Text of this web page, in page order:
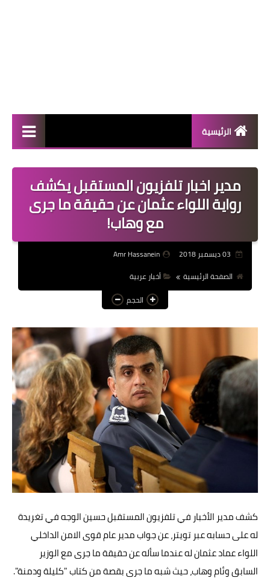
الرئيسية
منوعات
فعاليات
عالم المرأة
فن وثقافة
أخبار مصر
أخبار عربية
أخبار النجوم
أخبار العالم
مدير اخبار تلفزيون المستقبل يكشف
رواية اللواء عثمان عن حقيقة ما جرى
مع وهاب!
Amr Hassanein
الصفحة الرئيسية
أخبار عربية
الحجم
كشف مدير الأخبار في تلفزيون المستقبل حسين الوجه في تغريدة
له على حسابه عبر تويتر، عن جواب مدير عام قوى الامن الداخلي
اللواء عماد عثمان له عندما سأله عن حقيقة ما جرى مع الوزير
السابق وئام وهاب، حيث شبه ما جرى بقصة من كتاب "كليلة ودمنة".